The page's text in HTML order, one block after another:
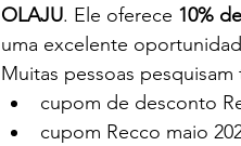
OLAJU. Ele oferece 10%
uma excelente
Muitas pessoas
cupom de desconto
cupom Recco maio